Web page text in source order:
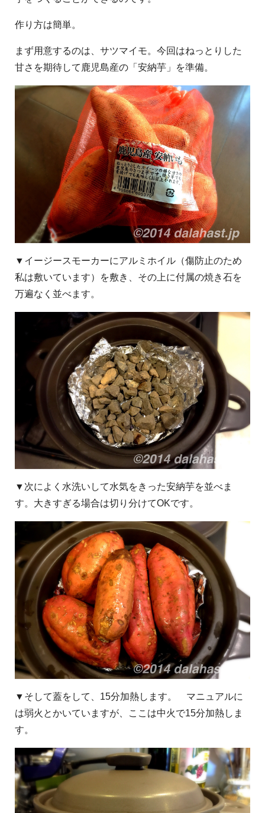
作り方は簡単。
まず用意するのは、サツマイモ。今回はねっとりした
甘さを期待して鹿児島産の「安納芋」を準備。
▼イージースモーカーにアルミホイル（傷防止のため
私は敷いています）を敷き、その上に付属の焼き石を
万遍なく並べます。
▼次によく水洗いして水気をきった安納芋を並べま
す。大きすぎる場合は切り分けてOKです。
▼そして蓋をして、15分加熱します。 マニュアルに
は弱火とかいていますが、ここは中火で15分加熱しま
す。